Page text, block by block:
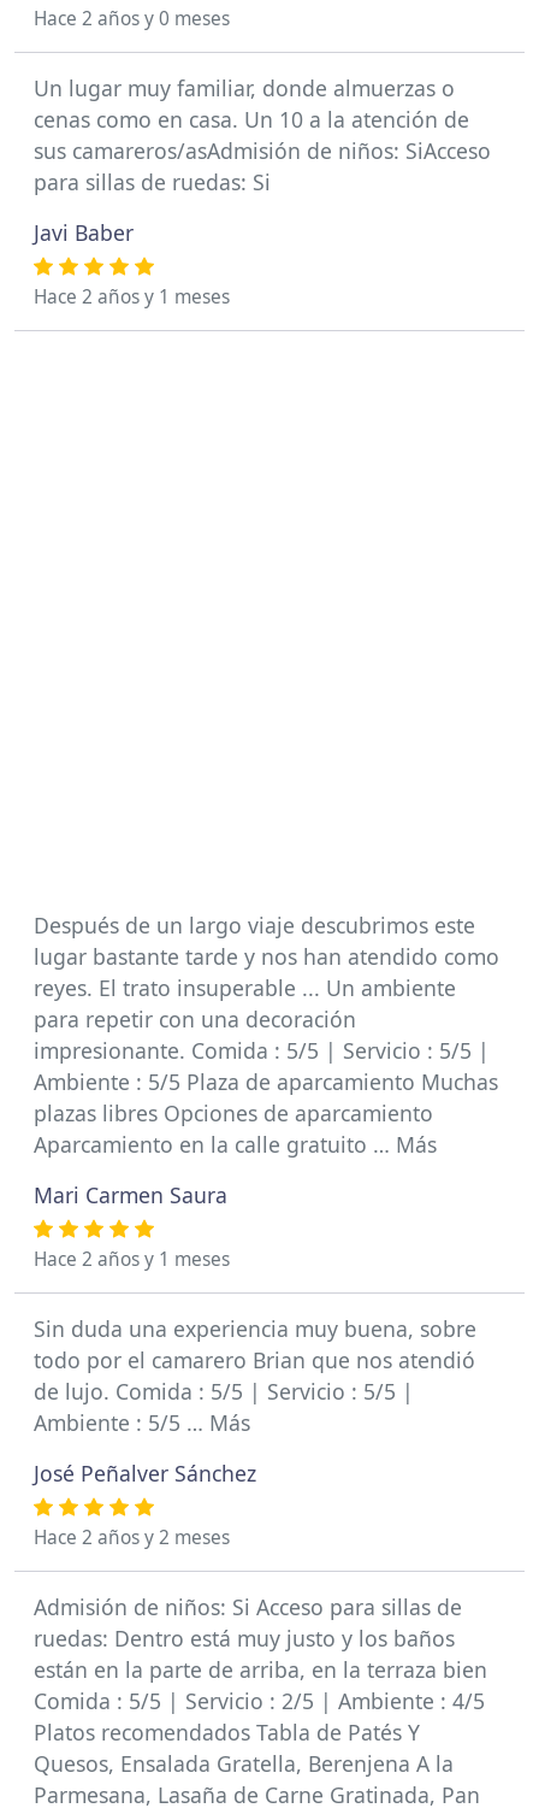
Hace 2 años y 0 meses
Un lugar muy familiar, donde almuerzas o
cenas como en casa. Un 10 a la atención de
sus camareros/asAdmisión de niños: SiAcceso
para sillas de ruedas: Si
Javi Baber
Hace 2 años y 1 meses
Después de un largo viaje descubrimos este
lugar bastante tarde y nos han atendido como
reyes. El trato insuperable ... Un ambiente
para repetir con una decoración
impresionante. Comida : 5/5 | Servicio : 5/5 |
Ambiente : 5/5 Plaza de aparcamiento Muchas
plazas libres Opciones de aparcamiento
Aparcamiento en la calle gratuito … Más
Mari Carmen Saura
Hace 2 años y 1 meses
Sin duda una experiencia muy buena, sobre
todo por el camarero Brian que nos atendió
de lujo. Comida : 5/5 | Servicio : 5/5 |
Ambiente : 5/5 … Más
José Peñalver Sánchez
Hace 2 años y 2 meses
Admisión de niños: Si Acceso para sillas de
ruedas: Dentro está muy justo y los baños
están en la parte de arriba, en la terraza bien
Comida : 5/5 | Servicio : 2/5 | Ambiente : 4/5
Platos recomendados Tabla de Patés Y
Quesos, Ensalada Gratella, Berenjena A la
Parmesana, Lasaña de Carne Gratinada, Pan